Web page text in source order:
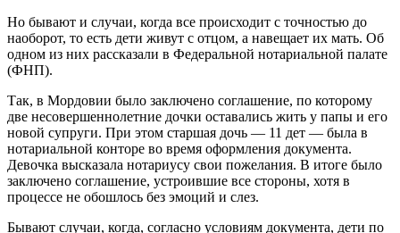
Но бывают и случаи, когда все происходит с точностью до
наоборот, то есть дети живут с отцом, а навещает их мать. Об
одном из них рассказали в Федеральной нотариальной палате
(ФНП).
Так, в Мордовии было заключено соглашение, по которому
две несовершеннолетние дочки оставались жить у папы и его
новой супруги. При этом старшая дочь — 11 дет — была в
нотариальной конторе во время оформления документа.
Девочка высказала нотариусу свои пожелания. В итоге было
заключено соглашение, устроившие все стороны, хотя в
процессе не обошлось без эмоций и слез.
Бывают случаи, когда, согласно условиям документа, дети по